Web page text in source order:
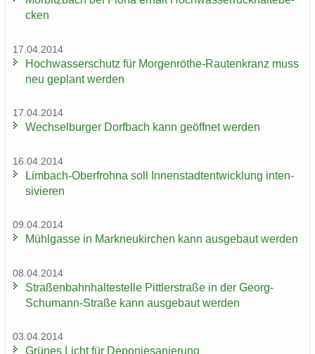
cken
17.04.2014
Hoch­was­ser­schutz für Morgenröthe-​Rautenkranz muss
neu ge­plant wer­den
17.04.2014
Wech­sel­bur­ger Dorf­bach kann ge­öff­net wer­den
16.04.2014
Limbach-​Oberfrohna soll In­nen­stadt­ent­wick­lung in­ten­
si­vie­ren
09.04.2014
Mühl­gas­se in Mark­neu­kir­chen kann aus­ge­baut wer­den
08.04.2014
Stra­ßen­bahn­hal­te­stel­le Pitt­ler­stra­ße in der Georg-​
Schumann-Straße kann aus­ge­baut wer­den
03.04.2014
Grü­nes Licht für De­po­nie­sa­nie­rung